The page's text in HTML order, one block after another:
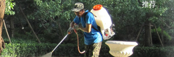
推荐